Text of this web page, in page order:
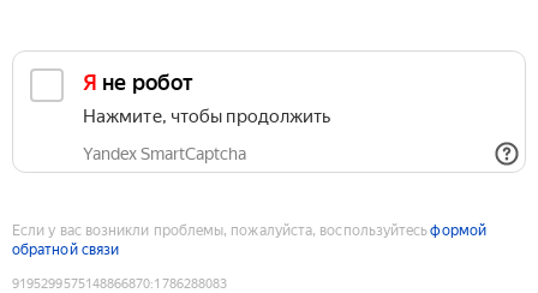
Я не робот
Нажмите, чтобы продолжить
Yandex SmartCaptcha
Если у вас возникли проблемы, пожалуйста, воспользуйтесьформой
обратной связи
9195299575148866870:1786288083